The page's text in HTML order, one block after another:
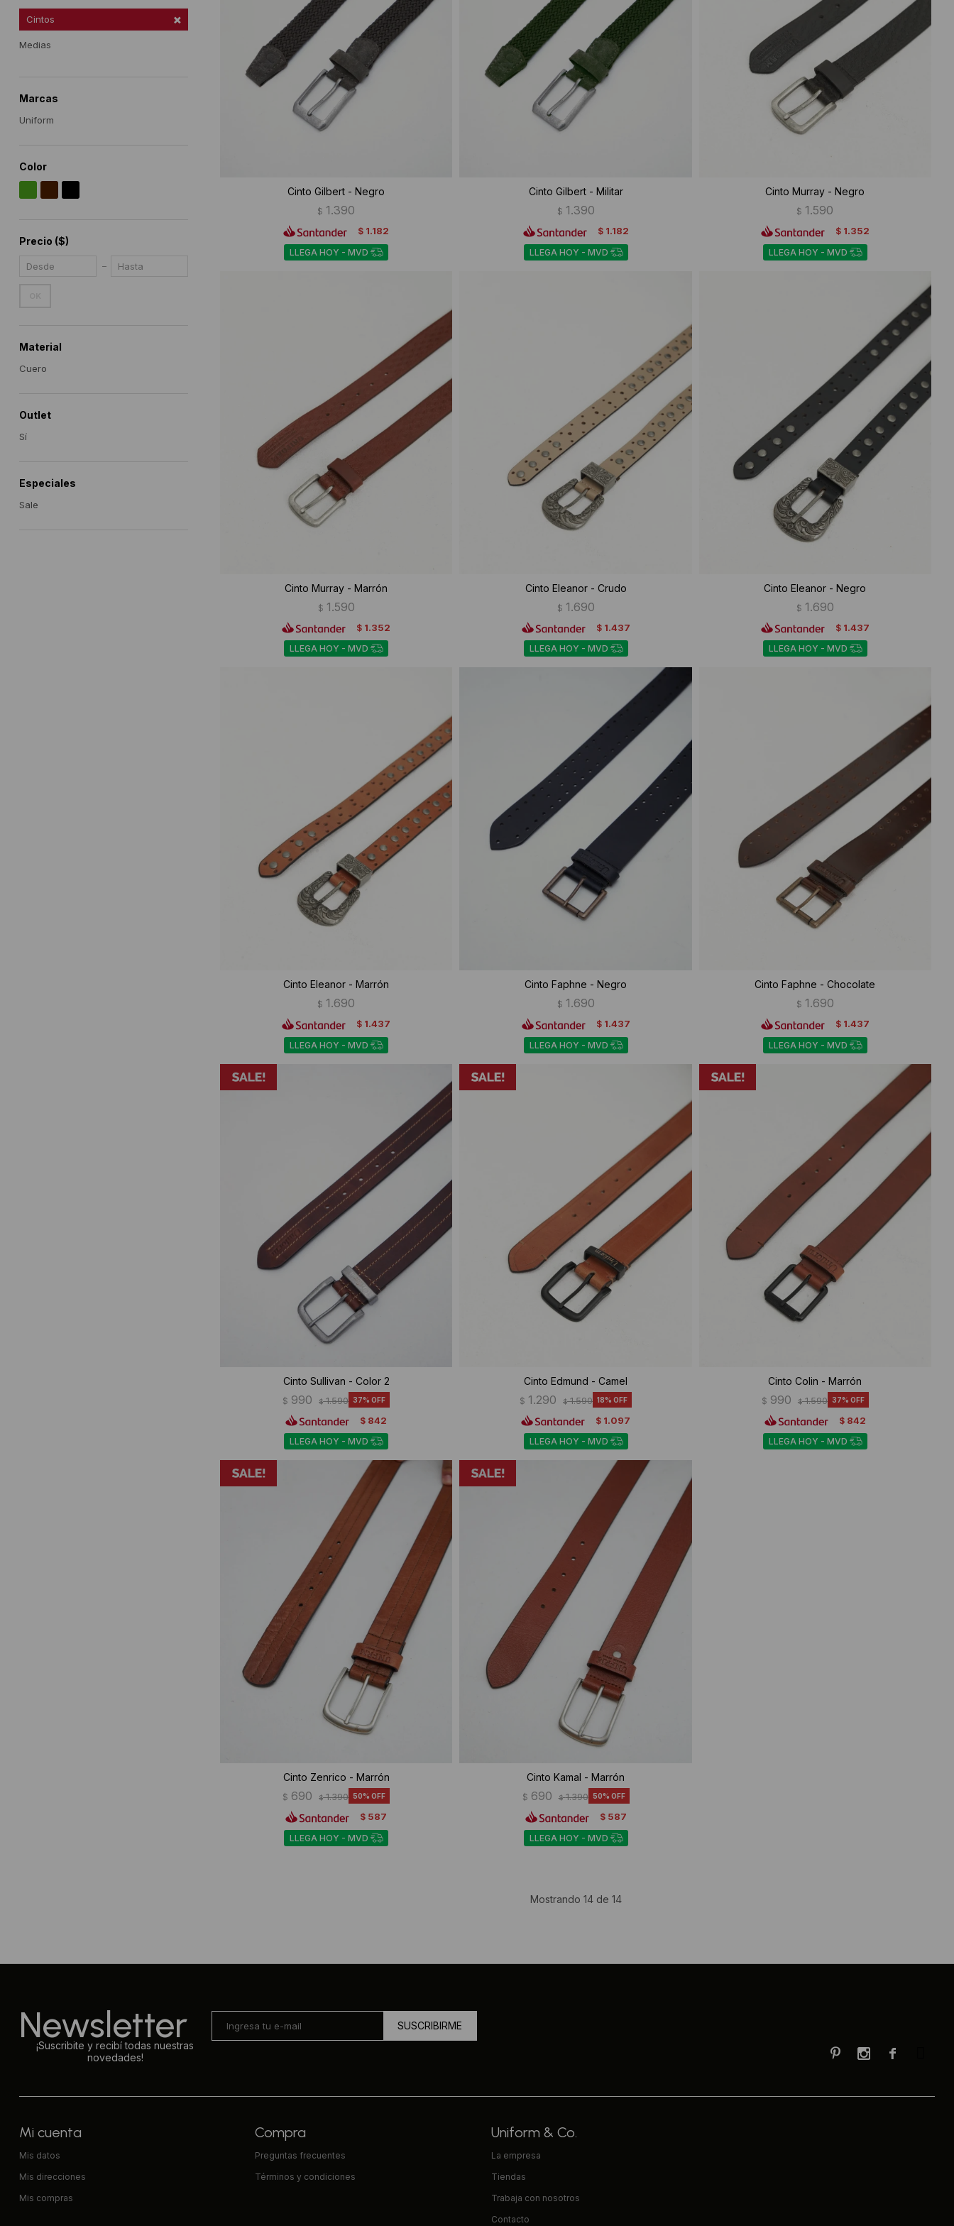
Cinto Gilbert - Negro
$ 1.390
$ 1.182
LLEGA HOY - MVD
Cinto Gilbert - Militar
$ 1.390
$ 1.182
LLEGA HOY - MVD
Cinto Murray - Negro
$ 1.590
$ 1.352
LLEGA HOY - MVD
Cinto Murray - Marrón
$ 1.590
$ 1.352
LLEGA HOY - MVD
Cinto Eleanor - Crudo
$ 1.690
$ 1.437
LLEGA HOY - MVD
Cinto Eleanor - Negro
$ 1.690
$ 1.437
LLEGA HOY - MVD
Cinto Eleanor - Marrón
$ 1.690
$ 1.437
LLEGA HOY - MVD
Cinto Faphne - Negro
$ 1.690
$ 1.437
LLEGA HOY - MVD
Cinto Faphne - Chocolate
$ 1.690
$ 1.437
LLEGA HOY - MVD
Cinto Sullivan - Color 2
$ 990 $ 1.590 37
$ 842
LLEGA HOY - MVD
Cinto Edmund - Camel
$ 1.290 $ 1.590 18
$ 1.097
LLEGA HOY - MVD
Cinto Colin - Marrón
$ 990 $ 1.590 37
$ 842
LLEGA HOY - MVD
Cinto Zenrico - Marrón
$ 690 $ 1.390 50
$ 587
LLEGA HOY - MVD
Cinto Kamal - Marrón
$ 690 $ 1.390 50
$ 587
LLEGA HOY - MVD
Mostrando 14de 14
Cintos
Medias
Marcas
Uniform
Color
Precio ($)
Material
Cuero
Outlet
Sí
Especiales
Sale
Newsletter
¡Suscribite y recibí todas nuestras
novedades!
SUSCRIBIRME

 
Mi cuenta
Mis datos
Mis direcciones
Mis compras
Compra
Preguntas frecuentes
Términos y condiciones
Uniform & Co.
La empresa
Tiendas
Trabaja con nosotros
Contacto